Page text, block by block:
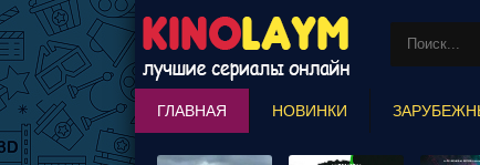
ГЛАВНАЯ НОВИНКИ
MARVEL COMICS